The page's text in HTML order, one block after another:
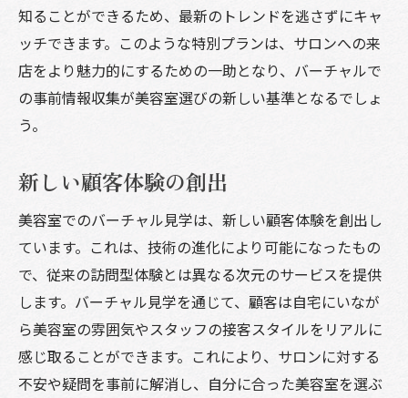
知ることができるため、最新のトレンドを逃さずにキャ
ッチできます。このような特別プランは、サロンへの来
店をより魅力的にするための一助となり、バーチャルで
の事前情報収集が美容室選びの新しい基準となるでしょ
う。
新しい顧客体験の創出
美容室でのバーチャル見学は、新しい顧客体験を創出し
ています。これは、技術の進化により可能になったもの
で、従来の訪問型体験とは異なる次元のサービスを提供
します。バーチャル見学を通じて、顧客は自宅にいなが
ら美容室の雰囲気やスタッフの接客スタイルをリアルに
感じ取ることができます。これにより、サロンに対する
不安や疑問を事前に解消し、自分に合った美容室を選ぶ